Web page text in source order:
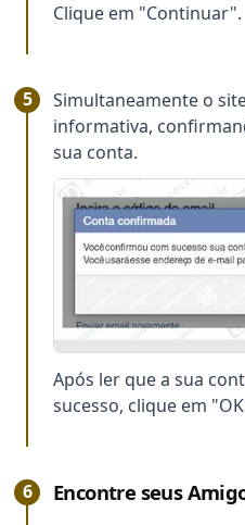
Clique em "Continuar".
Simultaneamente o
informativa,
sua conta.
Após ler que a sua
sucesso, clique em
Encontre seus